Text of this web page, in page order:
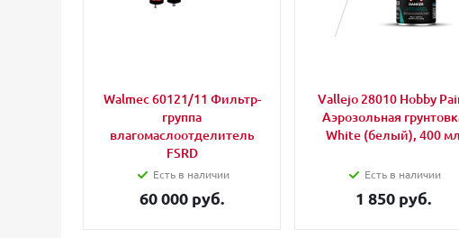
Walmec 60121/11 Фильтр-
группа
влагомаслоотделитель
FSRD
Есть в наличии
60 000 руб.
Vallejo 28010 Hobby
Аэрозольная
White (белый), 400 мл
Есть в наличии
1 850 руб.